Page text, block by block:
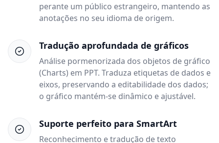
perante um público estrangeiro, mantendo as
anotações no seu idioma de origem.
Tradução aprofundada de gráficos
Análise pormenorizada dos objetos de gráfico
(Charts) em PPT. Traduza etiquetas de dados e
eixos, preservando a editabilidade dos dados;
o gráfico mantém-se dinâmico e ajustável.
Suporte perfeito para SmartArt
Reconhecimento e tradução de texto